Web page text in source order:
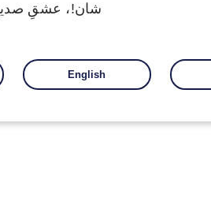
شان!، عشقِ
English